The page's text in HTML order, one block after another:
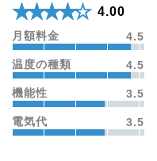
★★★★★
☆☆☆☆☆ 4.00
月額料金 4.5
温度の種類 4.5
機能性 3.5
電気代
3.5